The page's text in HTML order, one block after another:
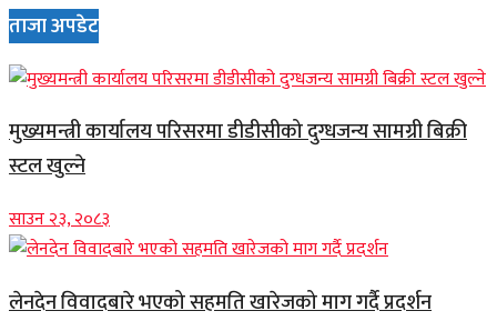
ताजा अपडेट
मुख्यमन्त्री कार्यालय परिसरमा डीडीसीको दुग्धजन्य सामग्री बिक्री
स्टल खुल्ने
साउन २३, २०८३
लेनदेन विवादबारे भएको सहमति खारेजको माग गर्दै प्रदर्शन